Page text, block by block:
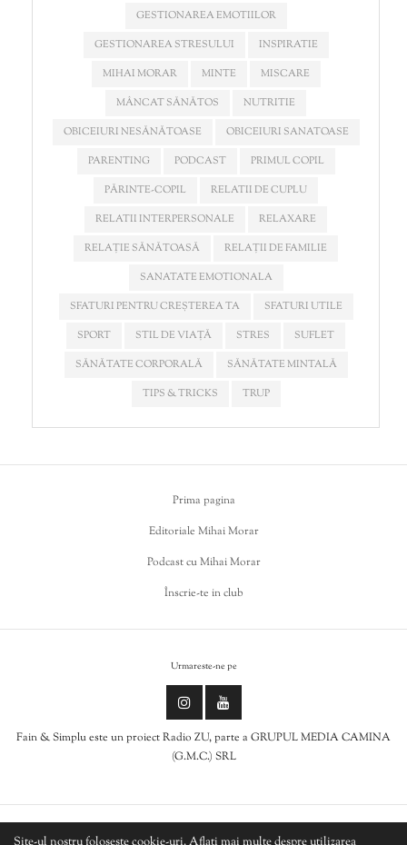
GESTIONAREA EMOTIILOR
GESTIONAREA STRESULUI
INSPIRATIE
MIHAI MORAR
MINTE
MISCARE
MÂNCAT SĂNĂTOS
NUTRITIE
OBICEIURI NESĂNĂTOASE
OBICEIURI SANATOASE
PARENTING
PODCAST
PRIMUL COPIL
PĂRINTE-COPIL
RELATII DE CUPLU
RELATII INTERPERSONALE
RELAXARE
RELAȚIE SĂNĂTOASĂ
RELAȚII DE FAMILIE
SANATATE EMOTIONALA
SFATURI PENTRU CREȘTEREA TA
SFATURI UTILE
SPORT
STIL DE VIAȚĂ STRES
SUFLET
SĂNĂTATE CORPORALĂ
SĂNĂTATE MINTALĂ
TIPS & TRICKS
TRUP
Prima pagina
Editoriale Mihai Morar
Podcast cu Mihai Morar
Înscrie-te in club
Urmareste-ne pe
Fain & Simplu este un proiect Radio ZU, parte a GRUPUL MEDIA CAMINA
(G.M.C.) SRL
Politica de cookies